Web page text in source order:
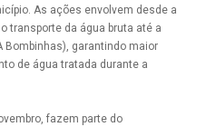
As ações envolvem desde a
transporte da água bruta até a
Bombinhas), garantindo maior
de água tratada durante a
fazem parte do